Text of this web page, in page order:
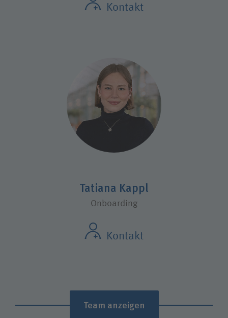
Kontakt
Tatiana Kappl
Onboarding
Kontakt
Team anzeigen